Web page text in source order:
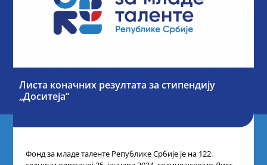
Листа коначних резултата за стипендију
„Доситеја“
Фонд за младе таленте Републике Србије је на 122.